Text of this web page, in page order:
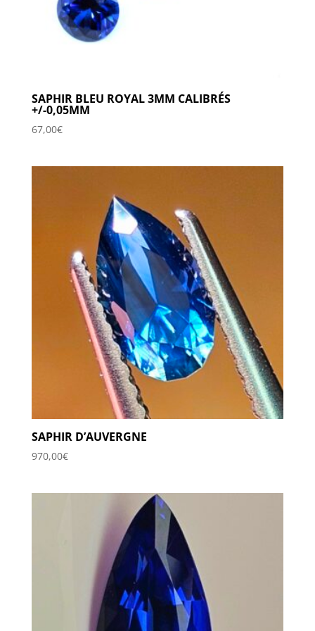
SAPHIR BLEU ROYAL 3MM CALIBRÉS
+/-0,05MM
67,00€
SAPHIR D’AUVERGNE
970,00€